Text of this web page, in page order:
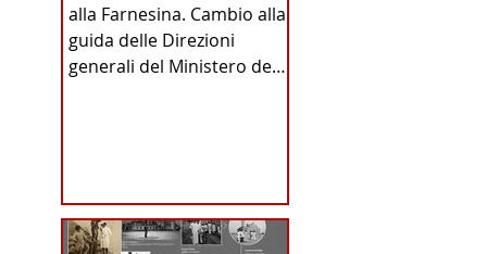
alla Farnesina. Cambio alla
guida delle Direzioni
generali del Ministero degli
proposte dal ministro
Antonio Tajani . NUOVA